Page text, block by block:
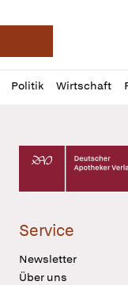
Deutsche
Politik Wirtschaft
Profil
öffnen
Daz
Pur
Deutscher
Service
Newsletter
Über uns